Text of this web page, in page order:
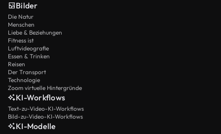
Bilder
Die Natur
Menschen
Liebe & Beziehungen
Fitness ist
Luftvideografie
Essen & Trinken
Reisen
Der Transport
Technologie
Zoom virtuelle Hintergründe
KI-Workflows
Text-zu-Video-KI-Workflows
Bild-zu-Video-KI-Workflows
KI-Modelle